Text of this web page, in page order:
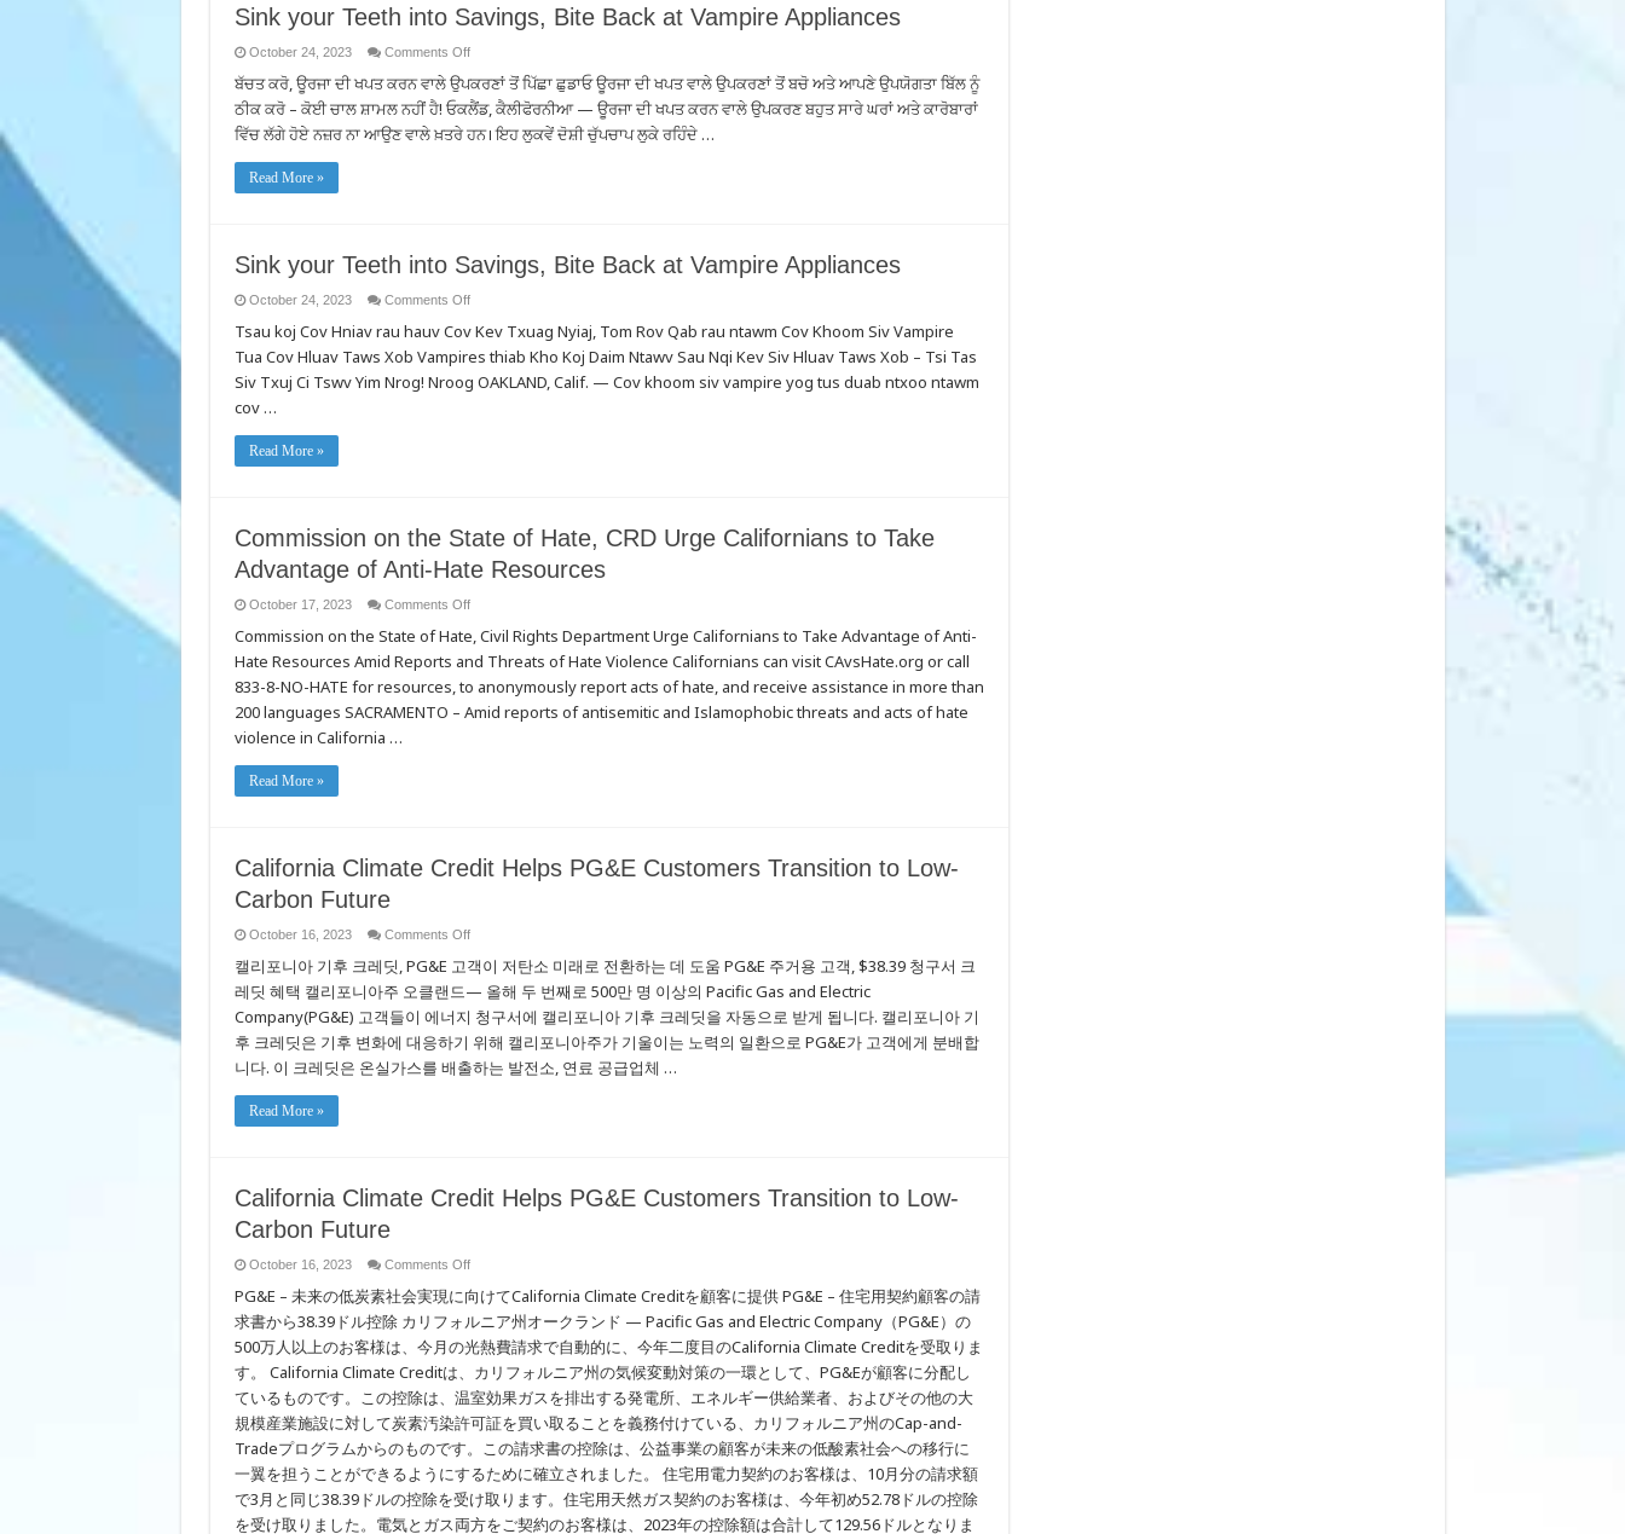
Sink your Teeth into Savings, Bite Back at Vampire Appliances
October 24, 2023 Comments Offon
your
Teeth
into
Savings,
Bite
ਬੱਚਤ ਕਰੋ, ਊਰਜਾ ਦੀ ਖਪਤ ਕਰਨ ਵਾਲੇ ਉਪਕਰਣਾਂ ਤੋਂ ਪਿੱਛਾ ਛੁਡਾਓ ਊਰਜਾ ਦੀ ਖਪਤ ਵਾਲੇ ਉਪਕਰਣਾਂ ਤੋਂ ਬਚੋ ਅਤੇ ਆਪਣੇ ਉਪਯੋਗਤਾ ਬਿੱਲ ਨੂੰ
ਠੀਕ ਕਰੋ – ਕੋਈ ਚਾਲ ਸ਼ਾਮਲ ਨਹੀਂ ਹੈ! ਓਕਲੈਂਡ, ਕੈਲੀਫੋਰਨੀਆ — ਊਰਜਾ ਦੀ ਖਪਤ ਕਰਨ ਵਾਲੇ ਉਪਕਰਣ ਬਹੁਤ ਸਾਰੇ ਘਰਾਂ ਅਤੇ ਕਾਰੋਬਾਰਾਂ
ਵਿੱਚ ਲੱਗੇ ਹੋਏ ਨਜ਼ਰ ਨਾ ਆਉਣ ਵਾਲੇ ਖ਼ਤਰੇ ਹਨ। ਇਹ ਲੁਕਵੇਂ ਦੋਸ਼ੀ ਚੁੱਪਚਾਪ ਲੁਕੇ ਰਹਿੰਦੇ …
Read More »
Sink your Teeth into Savings, Bite Back at Vampire Appliances
October 24, 2023 Comments Offon
your
Teeth
into
Bite
Tsau koj Cov Hniav rau hauv Cov Kev Txuag Nyiaj, Tom Rov Qab rau ntawm Cov Khoom Siv Vampire
Tua Cov Hluav Taws Xob Vampires thiab Kho Koj Daim Ntawv Sau Nqi Kev Siv Hluav Taws Xob – Tsi Tas
Siv Txuj Ci Tswv Yim Nrog! Nroog OAKLAND, Calif. — Cov khoom siv vampire yog tus duab ntxoo ntawm
cov …
Read More »
Commission on the State of Hate, CRD Urge Californians to Take
Advantage of Anti-Hate Resources
October 17, 2023 Comments Offon
on
the
State
Hate,
CRD
Urge
Commission on the State of Hate, Civil Rights Department Urge Californians to Take Advantage of Anti-
Hate Resources Amid Reports and Threats of Hate Violence Californians can visit CAvsHate.org or call
833-8-NO-HATE for resources, to anonymously report acts of hate, and receive assistance in more than
200 languages SACRAMENTO – Amid reports of antisemitic and Islamophobic threats and acts of hate
violence in California …
Read More »
California Climate Credit Helps PG&E Customers Transition to Low-
Carbon Future
October 16, 2023 Comments Offon
Climate
Credit
Helps
Customers
Transition
to
Low-
Carbon
캘리포니아 기후 크레딧, PG&E 고객이 저탄소 미래로 전환하는 데 도움 PG&E 주거용 고객, $38.39 청구서 크
레딧 혜택 캘리포니아주 오클랜드— 올해 두 번째로 500만 명 이상의 Pacific Gas and Electric
Company(PG&E) 고객들이 에너지 청구서에 캘리포니아 기후 크레딧을 자동으로 받게 됩니다. 캘리포니아 기
후 크레딧은 기후 변화에 대응하기 위해 캘리포니아주가 기울이는 노력의 일환으로 PG&E가 고객에게 분배합
니다. 이 크레딧은 온실가스를 배출하는 발전소, 연료 공급업체 …
Read More »
California Climate Credit Helps PG&E Customers Transition to Low-
Carbon Future
October 16, 2023 Comments Offon
Climate
Credit
Helps
Customers
Transition
to
Low-
Carbon
Future
PG&E – 未来の低炭素社会実現に向けてCalifornia Climate Creditを顧客に提供 PG&E – 住宅用契約顧客の請
求書から38.39ドル控除 カリフォルニア州オークランド — Pacific Gas and Electric Company（PG&E）の
500万人以上のお客様は、今月の光熱費請求で自動的に、今年二度目のCalifornia Climate Creditを受取りま
す。 California Climate Creditは、カリフォルニア州の気候変動対策の一環として、PG&Eが顧客に分配し
ているものです。この控除は、温室効果ガスを排出する発電所、エネルギー供給業者、およびその他の大
規模産業施設に対して炭素汚染許可証を買い取ることを義務付けている、カリフォルニア州のCap-and-
Tradeプログラムからのものです。この請求書の控除は、公益事業の顧客が未来の低酸素社会への移行に
一翼を担うことができるようにするために確立されました。 住宅用電力契約のお客様は、10月分の請求額
で3月と同じ38.39ドルの控除を受け取ります。住宅用天然ガス契約のお客様は、今年初め52.78ドルの控除
を受け取りました。電気とガス両方をご契約のお客様は、2023年の控除額は合計して129.56ドルとなりま